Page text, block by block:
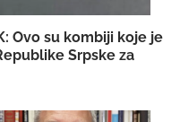
Ovo su kombiji koje je
Srpske za